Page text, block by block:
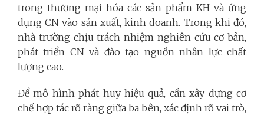
trong thương mại hóa các sản phẩm KH và ứng
dụng CN vào sản xuất, kinh doanh. Trong khi đó,
nhà trường chịu trách nhiệm nghiên cứu cơ bản,
phát triển CN và đào tạo nguồn nhân lực chất
lượng cao.
Để mô hình phát huy hiệu quả, cần xây dựng cơ
chế hợp tác rõ ràng giữa ba bên, xác định rõ vai trò,